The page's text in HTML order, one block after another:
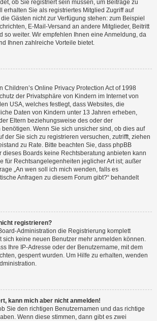
ob Sie registriert sein müssen, um Beiträge zu
erhalten Sie als registriertes Mitglied Zugriff auf
Gästen nicht zur Verfügung stehen: zum Beispiel
E-Mail-Versand an andere Mitglieder, Beitritt
so weiter. Wir empfehlen Ihnen eine Anmeldung, da
Ihnen zahlreiche Vorteile bietet.
Children’s Online Privacy Protection Act of 1998
der Privatsphäre von Kindern im Internet von
USA, welches festlegt, dass Websites, die
Daten von Kindern unter 13 Jahren erheben,
Eltern beziehungsweise des oder der
Wenn Sie sich unsicher sind, ob dies auf
der Sie sich zu registrieren versuchen, zutrifft, ziehen
zu Rate. Bitte beachten Sie, dass phpBB
dieses Boards keine Rechtsberatung anbieten kann
für Rechtsangelegenheiten jeglicher Art ist; außer
„An wen soll ich mich wenden, falls es
Anfragen zu diesem Forum gibt?“ behandelt
registrieren?
Administration die Registrierung komplett
sich keine neuen Benutzer mehr anmelden können.
Ihre IP-Adresse oder der Benutzername, mit dem
gesperrt wurden. Um Hilfe zu erhalten, wenden
kann mich aber nicht anmelden!
Sie den richtigen Benutzernamen und das richtige
Wenn diese stimmen, dann gibt es zwei